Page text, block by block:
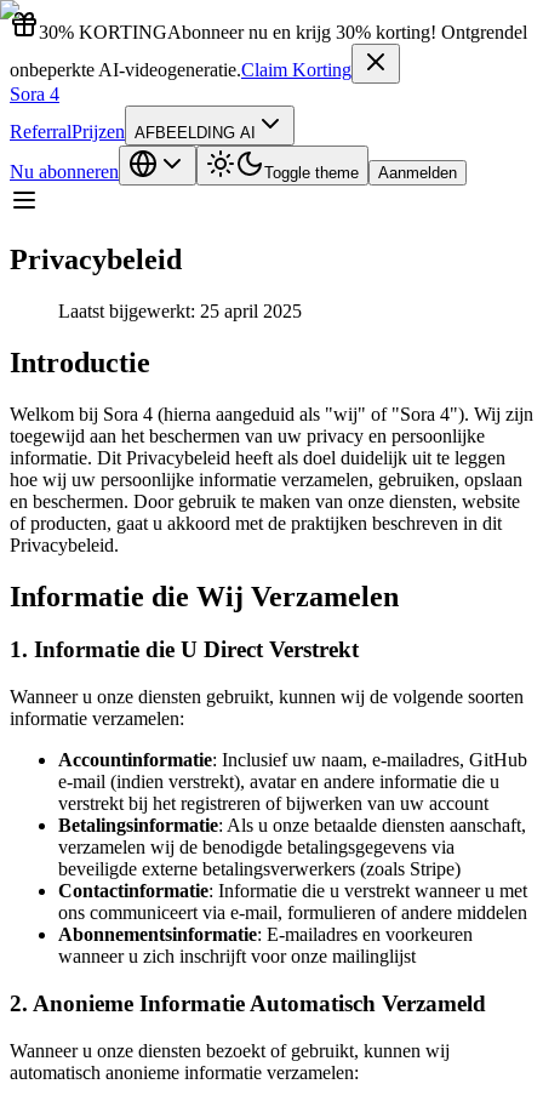
30% KORTINGAbonneer nu en krijg 30% korting! Ontgrendel
onbeperkte AI-videogeneratie.Claim Korting
Sora 4
ReferralPrijzen AFBEELDING AI
Nu abonneren Toggle theme Aanmelden
Privacybeleid
Laatst bijgewerkt: 25 april 2025
Introductie
Welkom bij Sora 4 (hierna aangeduid als "wij" of "Sora 4"). Wij zijn
toegewijd aan het beschermen van uw privacy en persoonlijke
informatie. Dit Privacybeleid heeft als doel duidelijk uit te leggen
hoe wij uw persoonlijke informatie verzamelen, gebruiken, opslaan
en beschermen. Door gebruik te maken van onze diensten, website
of producten, gaat u akkoord met de praktijken beschreven in dit
Privacybeleid.
Informatie die Wij Verzamelen
1. Informatie die U Direct Verstrekt
Wanneer u onze diensten gebruikt, kunnen wij de volgende soorten
informatie verzamelen:
Accountinformatie: Inclusief uw naam, e-mailadres, GitHub
e-mail (indien verstrekt), avatar en andere informatie die u
verstrekt bij het registreren of bijwerken van uw account
Betalingsinformatie: Als u onze betaalde diensten aanschaft,
verzamelen wij de benodigde betalingsgegevens via
beveiligde externe betalingsverwerkers (zoals Stripe)
Contactinformatie: Informatie die u verstrekt wanneer u met
ons communiceert via e-mail, formulieren of andere middelen
Abonnementsinformatie: E-mailadres en voorkeuren
wanneer u zich inschrijft voor onze mailinglijst
2. Anonieme Informatie Automatisch Verzameld
Wanneer u onze diensten bezoekt of gebruikt, kunnen wij
automatisch anonieme informatie verzamelen: